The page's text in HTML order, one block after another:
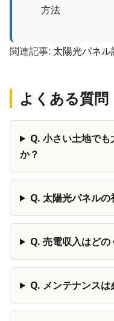
方法
関連記事: 太陽光パネ
よくある質問
Q. 小さい土地で
か？
Q. 太陽光パネルの
Q. 売電収入はどの
Q. メンテナンスは